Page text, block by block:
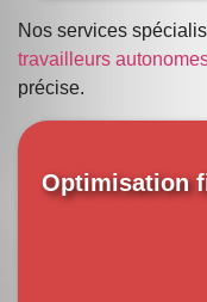
Nos services
travailleurs
précise.
Optimisation